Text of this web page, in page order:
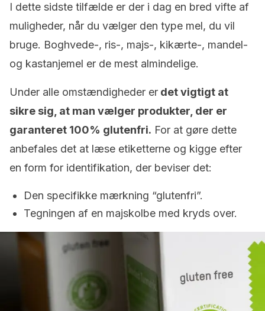
I dette sidste tilfælde er der i dag en bred vifte af
muligheder, når du vælger den type mel, du vil
bruge. Boghvede-, ris-, majs-, kikærte-, mandel-
og kastanjemel er de mest almindelige.
Under alle omstændigheder er det vigtigt at
sikre sig, at man vælger produkter, der er
garanteret 100% glutenfri. For at gøre dette
anbefales det at læse etiketterne og kigge efter
en form for identifikation, der beviser det:
Den specifikke mærkning “glutenfri”.
Tegningen af en majskolbe med kryds over.